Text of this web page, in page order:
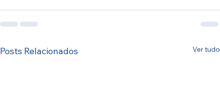
Posts Relacionados Ver tudo